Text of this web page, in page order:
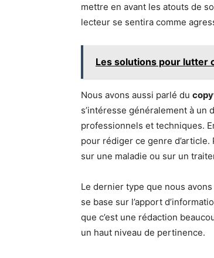
mettre en avant les atouts de
lecteur se sentira comme
Les solutions pour lutter
Nous avons aussi parlé du
s’intéresse généralement à
professionnels et techniques.
pour rédiger ce genre
sur une maladie ou sur un
Le dernier type que nous
se base sur l’apport
que c’est une rédaction
un haut niveau de pertinence.